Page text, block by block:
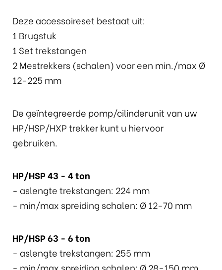
Deze accessoireset bestaat uit:
1 Brugstuk
1 Set trekstangen
2 Mestrekkers (schalen) voor een min./max Ø
12-225 mm
De geïntegreerde pomp/cilinderunit van uw
HP/HSP/HXP trekker kunt u hiervoor
gebruiken.
HP/HSP 43 - 4 ton
- aslengte trekstangen: 224 mm
- min/max spreiding schalen: Ø 12-70 mm
HP/HSP 63 - 6 ton
- aslengte trekstangen: 255 mm
- min/max spreiding schalen: Ø 28-150 mm